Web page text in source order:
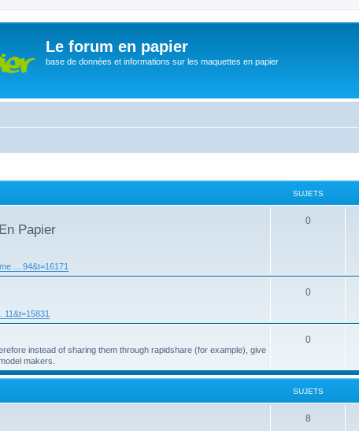
Le forum en papier
base de données et informations sur les maquettes en papier
SUJETS
Papier
... 94&t=16171
0
11&t=15831
0
instead of sharing them through rapidshare (for example), give
makers.
0
SUJETS
8